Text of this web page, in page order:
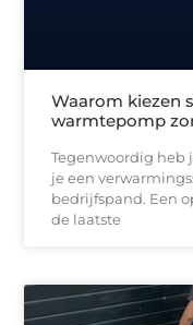
Waarom kiezen
warmtepomp
Tegenwoordig heb
je een
bedrijfspand. Een
de laatste